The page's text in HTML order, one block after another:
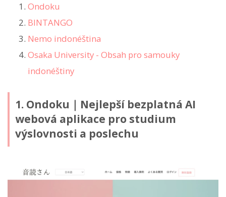
Ondoku
BINTANGO
Nemo indonéština
Osaka University - Obsah pro samouky
indonéštiny
1. Ondoku｜Nejlepší bezplatná AI
webová aplikace pro studium
výslovnosti a poslechu